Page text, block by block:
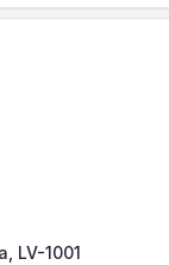
LV-1001